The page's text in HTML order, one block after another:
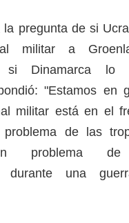
la pregunta de si
militar a
si Dinamarca lo
"Estamos en
militar está en el
de las
problema de
durante una